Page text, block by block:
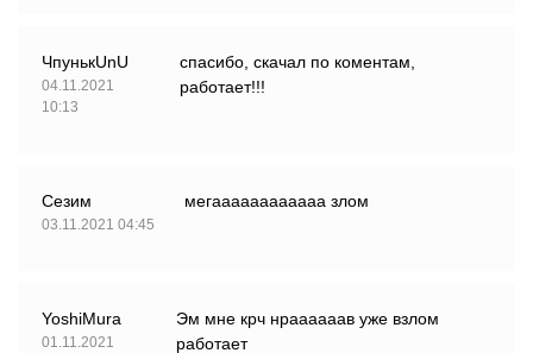
ЧпунькUnU
04.11.2021
10:13
спасибо, скачал по коментам,
работает!!!
Сезим
03.11.2021 04:45
мегаааааааааааа злом
YoshiMura
01.11.2021
Эм мне крч нраааааав уже взлом
работает